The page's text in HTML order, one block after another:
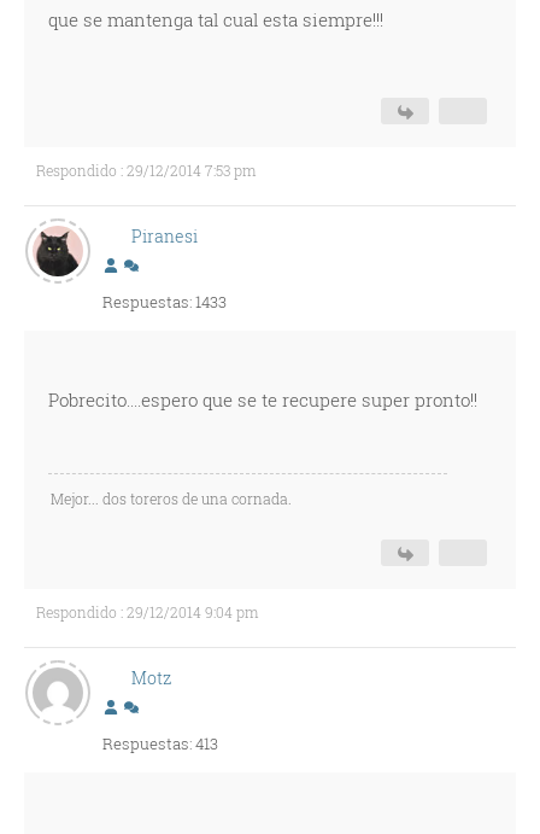
que se mantenga tal cual esta siempre!!!
Respondido : 29/12/2014 7:53 pm
Piranesi
Respuestas: 1433
Pobrecito....espero que se te recupere super pronto!!
Mejor... dos toreros de una cornada.
Respondido : 29/12/2014 9:04 pm
Motz
Respuestas: 413